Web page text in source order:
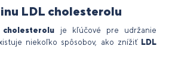
LDL cholesterolu
cholesterolu je kľúčové pre udržanie
niekoľko spôsobov, ako znížiť LDL